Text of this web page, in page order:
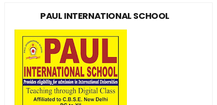
PAUL INTERNATIONAL SCHOOL